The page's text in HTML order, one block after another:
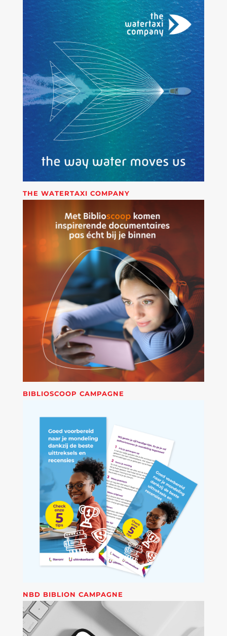
THE WATERTAXI COMPANY
BIBLIOSCOOP CAMPAGNE
NBD BIBLION CAMPAGNE